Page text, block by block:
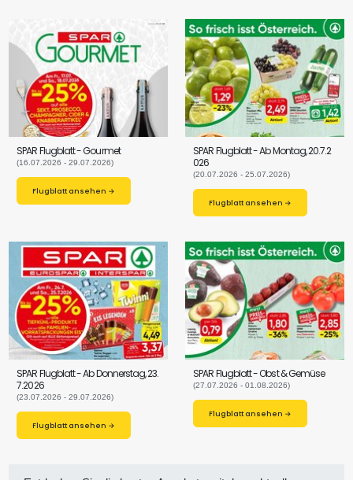
SPAR Flugblatt - Gourmet
(16.07.2026 - 29.07.2026)
Flugblatt ansehen →
SPAR Flugblatt - Ab Montag, 20.7.2
026
(20.07.2026 - 25.07.2026)
Flugblatt ansehen →
SPAR Flugblatt - Ab Donnerstag, 23.
7.2026
(23.07.2026 - 29.07.2026)
Flugblatt ansehen →
SPAR Flugblatt - Obst & Gemüse
(27.07.2026 - 01.08.2026)
Flugblatt ansehen →